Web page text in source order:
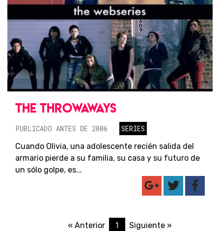
THE THROWAWAYS
PUBLICADO ANTES DE 2006
SERIES
Cuando Olivia, una adolescente recién salida del
armario pierde a su familia, su casa y su futuro de
un sólo golpe, es...
« Anterior 1 Siguiente »